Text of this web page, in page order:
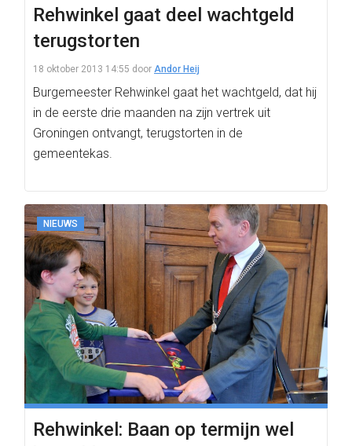
Rehwinkel gaat deel wachtgeld
terugstorten
18 oktober 2013 14:55 door Andor Heij
Burgemeester Rehwinkel gaat het wachtgeld, dat hij
in de eerste drie maanden na zijn vertrek uit
Groningen ontvangt, terugstorten in de
gemeentekas.
NIEUWS
Rehwinkel: Baan op termijn wel